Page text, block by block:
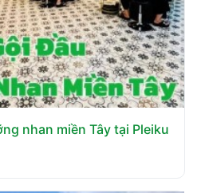
nhan miền Tây tại Pleiku